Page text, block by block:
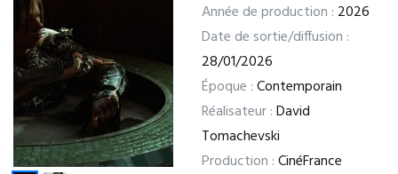
Année de production : 2026
Date de sortie/diffusion :
28/01/2026
Époque :Contemporain
Réalisateur :David
Tomachevski
Production :CinéFrance